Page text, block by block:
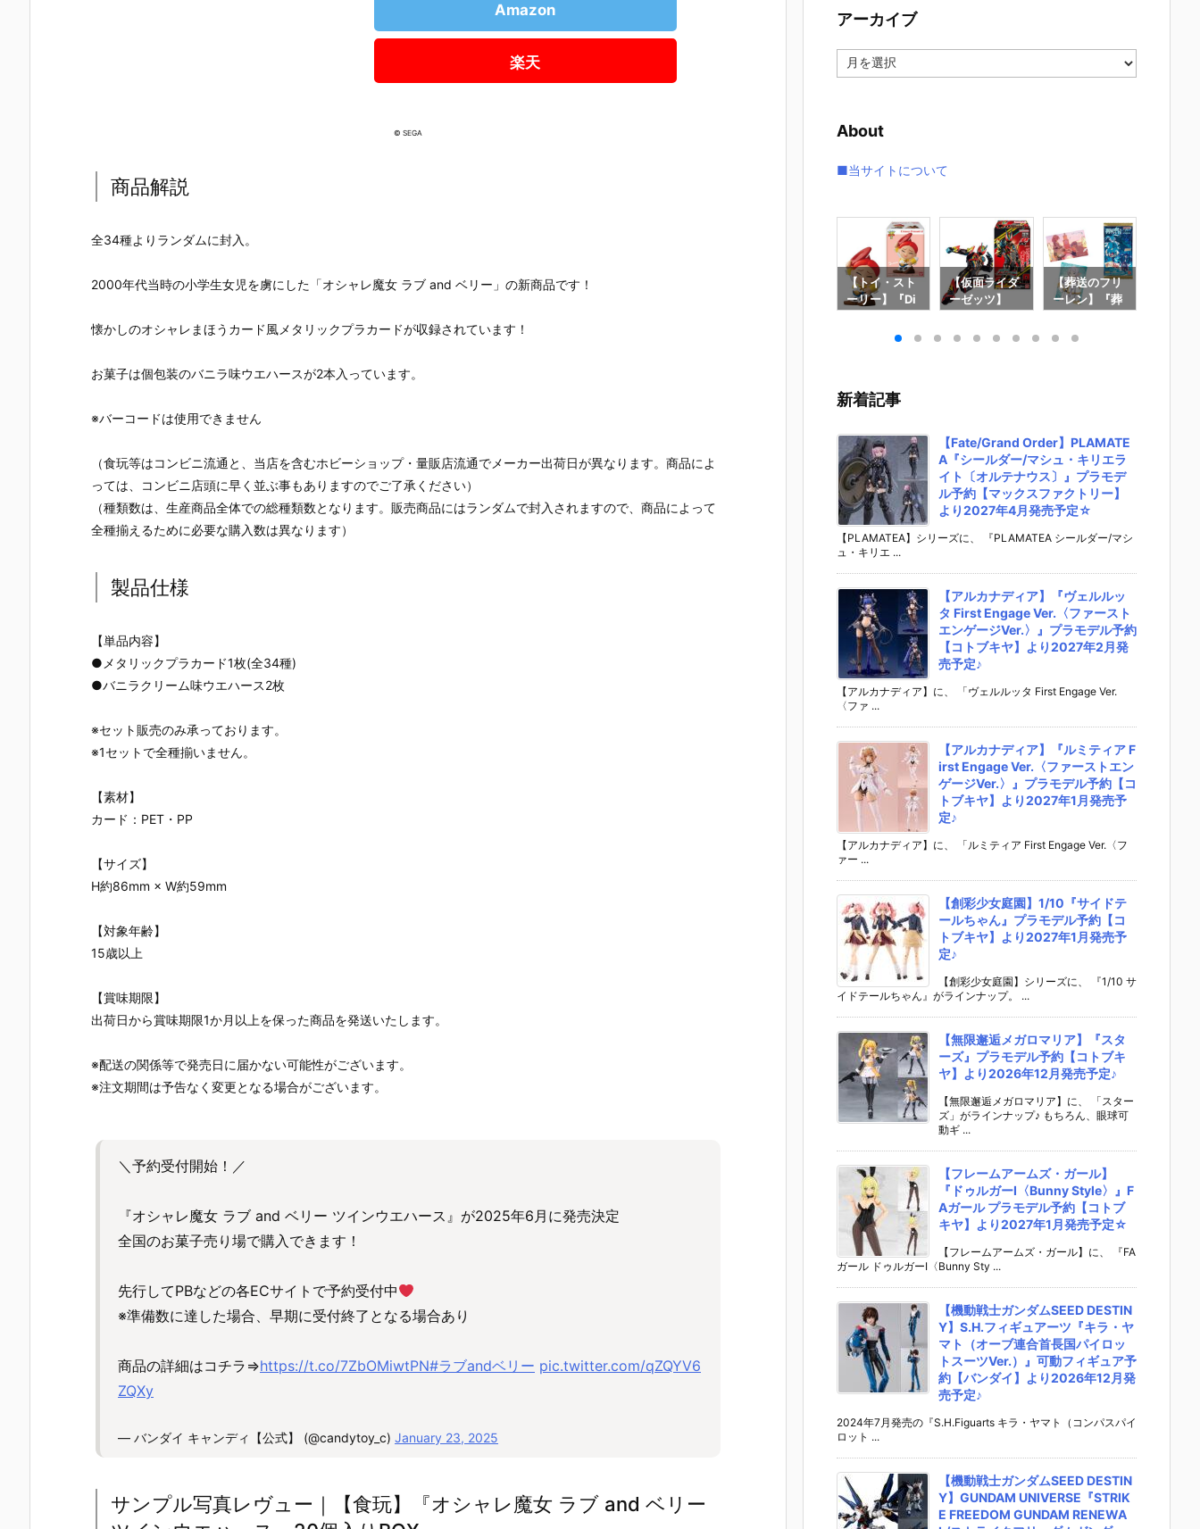
Amazon
楽天
© SEGA
商品解説
全34種よりランダムに封入。
2000年代当時の小学生女児を虜にした「オシャレ魔女 ラブ and ベリー」の新商品です！
懐かしのオシャレまほうカード風メタリックプラカードが収録されています！
お菓子は個包装のバニラ味ウエハースが2本入っています。
※バーコードは使用できません
（食玩等はコンビニ流通と、当店を含むホビーショップ・量販店流通でメーカー出荷日が異なります。商品によ
っては、コンビニ店頭に早く並ぶ事もありますのでご了承ください）
（種類数は、生産商品全体での総種類数となります。販売商品にはランダムで封入されますので、商品によって
全種揃えるために必要な購入数は異なります）
製品仕様
【単品内容】
●メタリックプラカード1枚(全34種)
●バニラクリーム味ウエハース2枚
※セット販売のみ承っております。
※1セットで全種揃いません。
【素材】
カード：PET・PP
【サイズ】
H約86mm × W約59mm
【対象年齢】
15歳以上
【賞味期限】
出荷日から賞味期限1か月以上を保った商品を発送いたします。
※配送の関係等で発売日に届かない可能性がございます。
※注文期間は予告なく変更となる場合がございます。
＼予約受付開始！／
『オシャレ魔女 ラブ and ベリー ツインウエハース』が2025年6月に発売決定
全国のお菓子売り場で購入できます！
先行してPBなどの各ECサイトで予約受付中
※準備数に達した場合、早期に受付終了となる場合あり
商品の詳細はコチラ⇒https://t.co/7ZbOMiwtPN#ラブandベリー pic.twitter.com/qZQYV6
ZQXy
— バンダイ キャンディ【公式】 (@candytoy_c) January 23, 2025
サンプル写真レヴュー｜【食玩】『オシャレ魔女 ラブ and ベリー
ー
アーカイブ
ー
ブ
About
■当サイトについて
【葬送のフリ
ン カードソフ
6年8月3日発
【鬼滅の刃】
の刃 ディフォ
エハース 其ノ
十五』食玩シ
ンダイ】より
【Stray Kid
ィチャーム S
ズー）』食玩
グッズ予約
より2026年8
【たまごっ
ちどーる』食
予約【バンダ
イ】より202
【サンリオ】
バルーンポッ
【ちいかわ】
【トイ・スト
ーリー】『Di
9 TOY STOR
より2026年7
【仮面ライダ
ーゼッツ】
イダーゼッツ
【バンダイ】
より2026年8
月3日発売♪
【葬送のフリ
ーレン】『葬
ン カードソフ
売♪
新着記事
【Fate/Grand Order】PLAMATE
A『シールダー/マシュ・キリエラ
イト〔オルテナウス〕』プラモデ
ル予約【マックスファクトリー】
より2027年4月発売予定☆
【PLAMATEA】シリーズに、 『PLAMATEA シールダー/マシ
ュ・キリエ ...
【アルカナディア】『ヴェルルッ
タ First Engage Ver.〈ファースト
エンゲージVer.〉』プラモデル予約
【コトブキヤ】より2027年2月発
売予定♪
【アルカナディア】に、 「ヴェルルッタ First Engage Ver.
〈ファ ...
【アルカナディア】『ルミティア F
irst Engage Ver.〈ファーストエン
ゲージVer.〉』プラモデル予約【コ
トブキヤ】より2027年1月発売予
定♪
【アルカナディア】に、 「ルミティア First Engage Ver.〈フ
ァー ...
【創彩少女庭園】1/10『サイドテ
ールちゃん』プラモデル予約【コ
トブキヤ】より2027年1月発売予
定♪
【創彩少女庭園】シリーズに、 『1/10 サ
イドテールちゃん』がラインナップ。 ...
【無限邂逅メガロマリア】『スタ
ーズ』プラモデル予約【コトブキ
ヤ】より2026年12月発売予定♪
【無限邂逅メガロマリア】に、 「スター
ズ」がラインナップ♪ もちろん、眼球可
動ギ ...
【フレームアームズ・ガール】
『ドゥルガーI〈Bunny Style〉』F
Aガール プラモデル予約【コトブ
キヤ】より2027年1月発売予定☆
【フレームアームズ・ガール】に、 『FA
ガール ドゥルガーI〈Bunny Sty ...
【機動戦士ガンダムSEED DESTIN
Y】S.H.フィギュアーツ『キラ・ヤ
マト（オーブ連合首長国パイロッ
トスーツVer.）』可動フィギュア予
約【バンダイ】より2026年12月発
売予定♪
2024年7月発売の『S.H.Figuarts キラ・ヤマト（コンパスパイ
ロット ...
【機動戦士ガンダムSEED DESTIN
Y】GUNDAM UNIVERSE『STRIK
E FREEDOM GUNDAM RENEWA